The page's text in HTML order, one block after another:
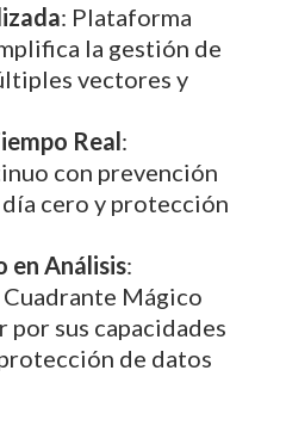
: Plataforma
la gestión de
vectores y
Real:
con prevención
día cero y protección
en Análisis:
Mágico
por sus capacidades
de datos